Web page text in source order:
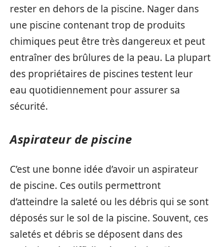
rester en dehors de la piscine. Nager dans
une piscine contenant trop de produits
chimiques peut être très dangereux et peut
entraîner des brûlures de la peau. La plupart
des propriétaires de piscines testent leur
eau quotidiennement pour assurer sa
sécurité.
Aspirateur de piscine
C’est une bonne idée d’avoir un aspirateur
de piscine. Ces outils permettront
d’atteindre la saleté ou les débris qui se sont
déposés sur le sol de la piscine. Souvent, ces
saletés et débris se déposent dans des